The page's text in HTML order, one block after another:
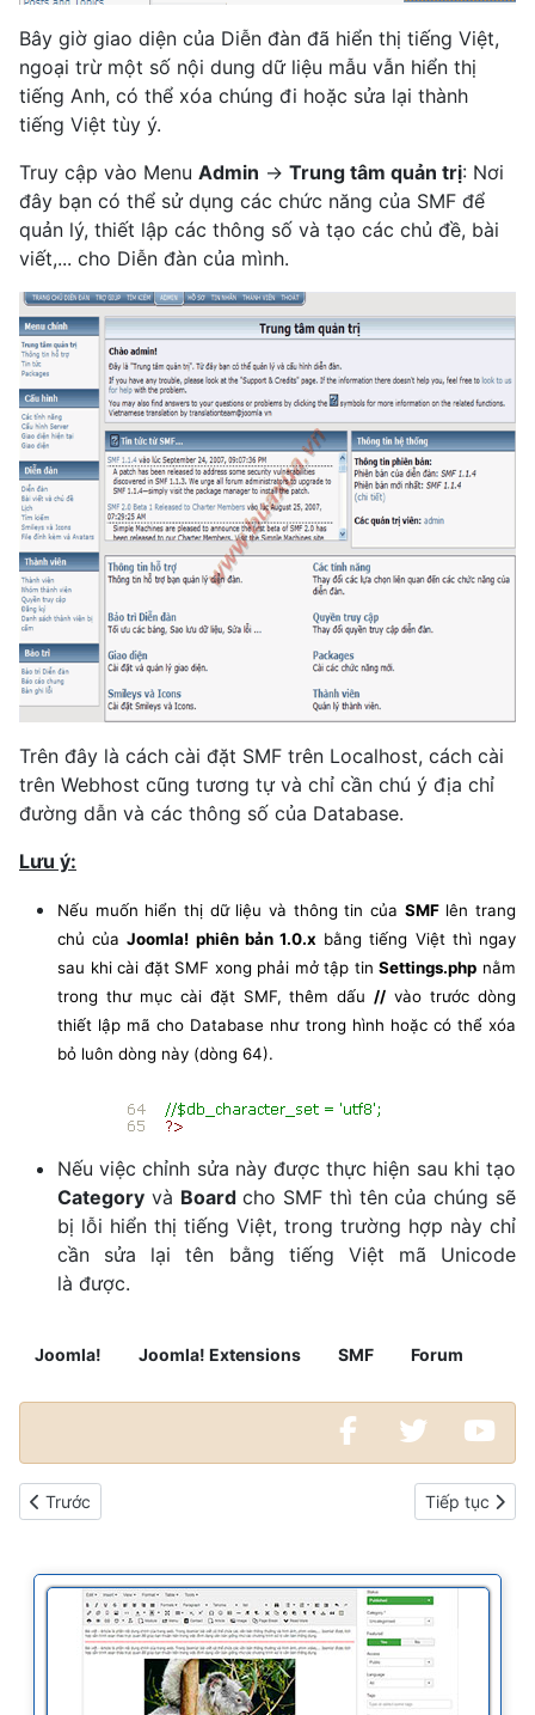
Bây giờ giao diện của Diễn đàn đã hiển thị tiếng Việt,
ngoại trừ một số nội dung dữ liệu mẫu vẫn hiển thị
tiếng Anh, có thể xóa chúng đi hoặc sửa lại thành
tiếng Việt tùy ý.
Truy cập vào Menu Admin -> Trung tâm quản trị: Nơi
đây bạn có thể sử dụng các chức năng của SMF để
quản lý, thiết lập các thông số và tạo các chủ đề, bài
viết,... cho Diễn đàn của mình.
Trên đây là cách cài đặt SMF trên Localhost, cách cài
trên Webhost cũng tương tự và chỉ cần chú ý địa chỉ
đường dẫn và các thông số của Database.
Lưu ý:
Nếu muốn hiển thị dữ liệu và thông tin của SMFlên trang
chủ củaJoomla! phiên bản 1.0.x bằng tiếng Việt thì ngay
sau khi cài đặt SMF xong phải mở tập tinSettings.php nằm
trong thư mục cài đặt SMF, thêm dấu // vào trước dòng
thiết lập mã cho Database như trong hình hoặc có thể xóa
bỏ luôn dòng này (dòng 64).
Nếu việc chỉnh sửa này được thực hiện sau khi tạo
Category và Boardcho SMF thì tên của chúng sẽ
bị lỗi hiển thị tiếng Việt, trong trường hợp này chỉ
cần sửa lại tên bằng tiếng Việt mã Unicode
là được.
Joomla! Joomla! Extensions SMF Forum
Bài viết trước: Cách thay đổi NameServer cho tên miền của bạn
Trước Bài viết kế
Tiếp tục